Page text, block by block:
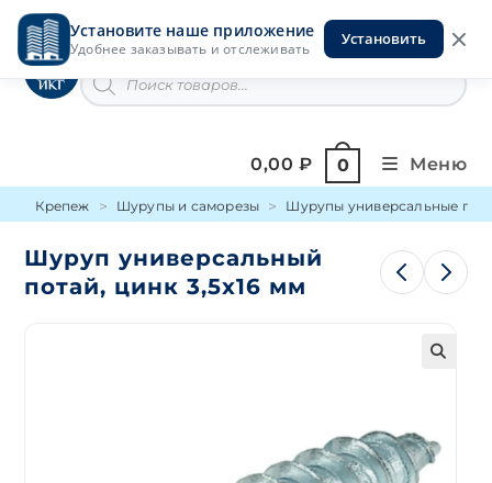
Установите наше приложение
Удобнее заказывать и отслеживать
Установить
Перейти
содержимомуИнструменты на Горской
товаров
0,00₽ 0 Меню
Крепеж Шурупы и саморезы Шурупы универсальные
Шуруп универсальный
потай, цинк 3,5х16 мм